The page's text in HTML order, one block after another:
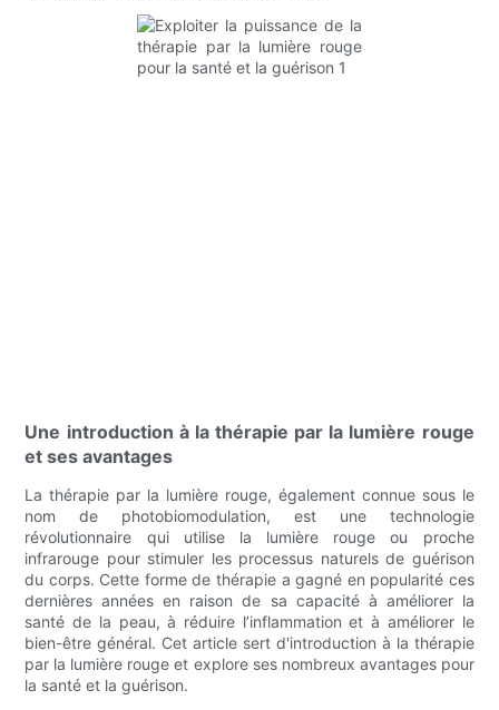
Une introduction à la thérapie par la lumière rouge
et ses avantages
La thérapie par la lumière rouge, également connue sous le
nom de photobiomodulation, est une technologie
révolutionnaire qui utilise la lumière rouge ou proche
infrarouge pour stimuler les processus naturels de guérison
du corps. Cette forme de thérapie a gagné en popularité ces
dernières années en raison de sa capacité à améliorer la
santé de la peau, à réduire l’inflammation et à améliorer le
bien-être général. Cet article sert d'introduction à la thérapie
par la lumière rouge et explore ses nombreux avantages pour
la santé et la guérison.